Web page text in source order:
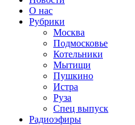
О нас
Рубрики
Москва
Подмосковье
Котельники
Мытищи
Пушкино
Истра
Руза
Спец выпуск
Радиоэфиры